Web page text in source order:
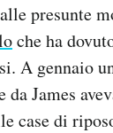
presunte
che ha
A gennaio
da James
case di